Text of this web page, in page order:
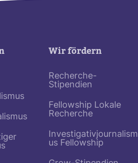
Wir fördern
Recherche-
Stipendien
Fellowship Lokale
Recherche
Investigativjournalism
us Fellowship